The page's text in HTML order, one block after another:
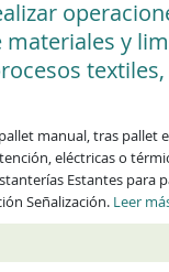
y
manual, tras pallet
eléctricas o
Estantes para
Señalización. Leer